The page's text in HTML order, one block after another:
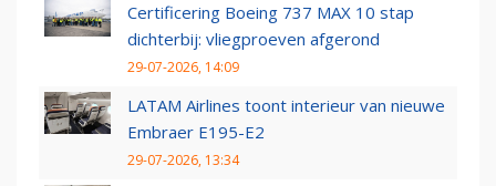
Certificering Boeing 737 MAX 10 stap
dichterbij: vliegproeven afgerond
29-07-2026, 14:09
LATAM Airlines toont interieur van nieuwe
Embraer E195-E2
29-07-2026, 13:34